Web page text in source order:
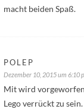
macht beiden Spaß.
POLEP
Dezember 10, 2015 um 6:10
Mit wird
Lego verrückt zu